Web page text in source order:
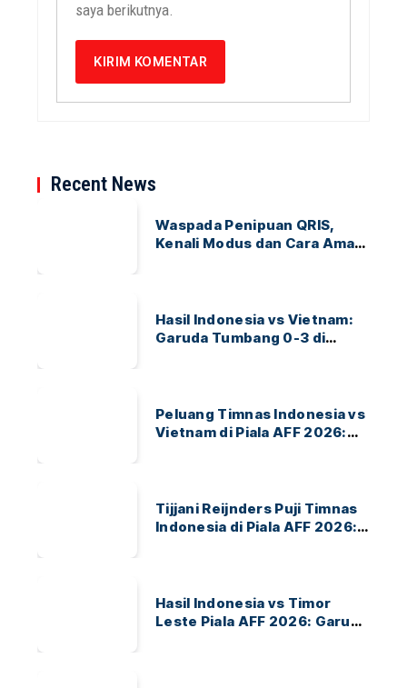
saya berikutnya.
Recent News
Waspada Penipuan QRIS,
Kenali Modus dan Cara Aman
Hasil Indonesia vs Vietnam:
Garuda Tumbang 0-3 di
Peluang Timnas Indonesia vs
Vietnam di Piala AFF 2026:
Tijjani Reijnders Puji Timnas
Indonesia di Piala AFF 2026:
Hasil Indonesia vs Timor
Leste Piala AFF 2026: Garuda